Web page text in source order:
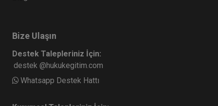
Bize Ulaşın
Destek Talepleriniz İçin:
destek @hukukegitim.com
Whatsapp Destek Hattı